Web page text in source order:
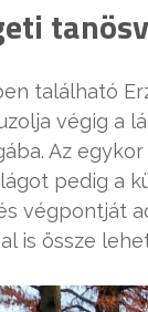
található
végig a
Az
pedig a
végpontját
is össze